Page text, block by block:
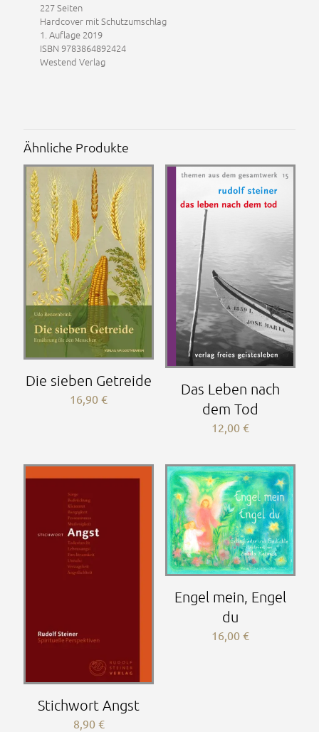
227 Seiten
Hardcover mit Schutzumschlag
1. Auflage 2019
ISBN 9783864892424
Westend Verlag
Ähnliche Produkte
Die sieben Getreide
16,90€
Das Leben nach
dem Tod
12,00 €
Stichwort Angst
8,90 €
Engel mein, Engel
du
16,00 €